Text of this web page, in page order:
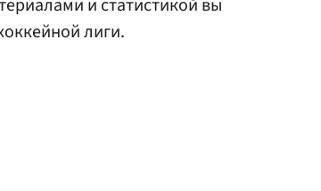
и статистикой вы
лиги.